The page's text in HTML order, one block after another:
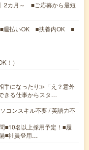
2カ月～ ■ご応募から最短
週払いOK ■扶養内OK ■
！）
手になったり≫「え？意外
きる仕事からスタ…
コンスキル不要 / 英語力不
■10名以上採用予定！■履
■社員登用…